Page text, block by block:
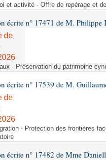
et activité - Offre de repérage et
écrite n° 17471 de M. Philippe
de
- Préservation du patrimoine
écrite n° 17539 de M.
de
- Protection des frontières
écrite n° 17482 de Mme